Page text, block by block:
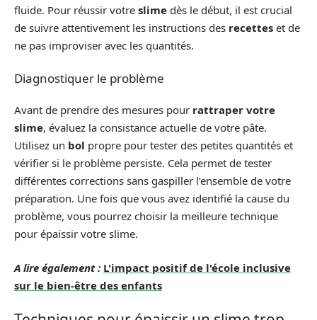
fluide. Pour réussir votre slime dès le début, il est crucial
de suivre attentivement les instructions des recettes et de
ne pas improviser avec les quantités.
Diagnostiquer le problème
Avant de prendre des mesures pour rattraper votre
slime, évaluez la consistance actuelle de votre pâte.
Utilisez un bol propre pour tester des petites quantités et
vérifier si le problème persiste. Cela permet de tester
différentes corrections sans gaspiller l’ensemble de votre
préparation. Une fois que vous avez identifié la cause du
problème, vous pourrez choisir la meilleure technique
pour épaissir votre slime.
A lire également : L'impact positif de l'école inclusive
sur le bien-être des enfants